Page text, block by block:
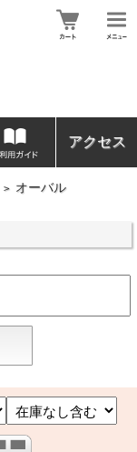
アクセス
> オーバル